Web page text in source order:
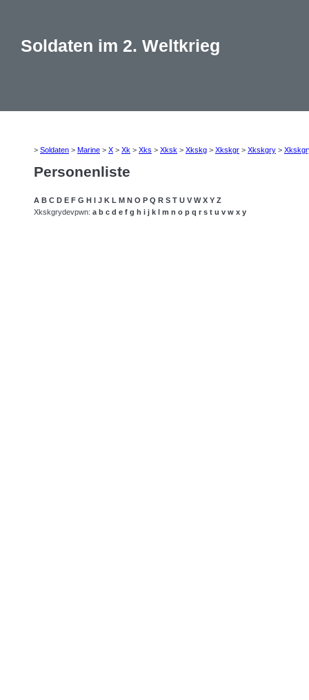
Soldaten im 2. Weltkrieg
> Soldaten > Marine > X > Xk > Xks > Xksk > Xkskg > Xkskgr > Xkskgry >
Personenliste
A B C D E F G H I J K L M N O P Q R S T U V W X Y Z
Xkskgrydevpwn: a b c d e f g h i j k l m n o p q r s t u v w x y